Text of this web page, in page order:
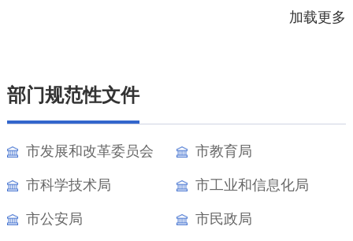
加载更多
部门规范性文件
市发展和改革委员会 市教育局
市科学技术局 市工业和信息化局
市公安局 市民政局